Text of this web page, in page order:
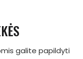
galite papildyti